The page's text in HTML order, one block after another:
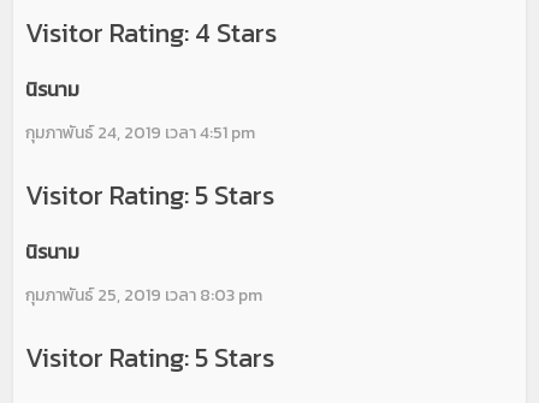
Visitor Rating: 4 Stars
นิรนาม
กุมภาพันธ์ 24, 2019 เวลา 4:51 pm
Visitor Rating: 5 Stars
นิรนาม
กุมภาพันธ์ 25, 2019 เวลา 8:03 pm
Visitor Rating: 5 Stars